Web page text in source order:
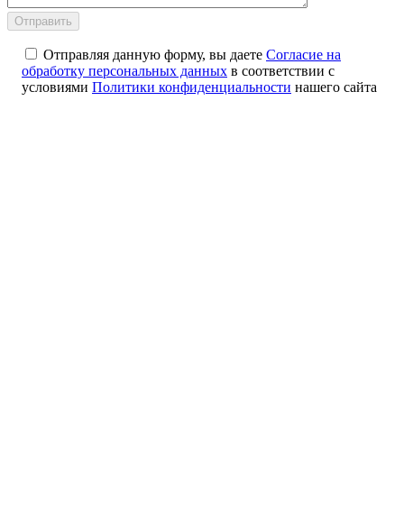
Отправляя данную форму, вы даете Согласие на
обработку персональных данных в соответствии с
условиями Политики конфиденциальности нашего сайта